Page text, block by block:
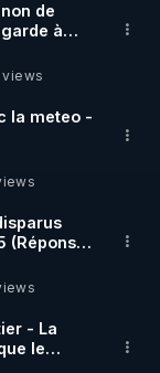
sur la
de
à
views
la meteo -
(Réponse
- La
le
aa